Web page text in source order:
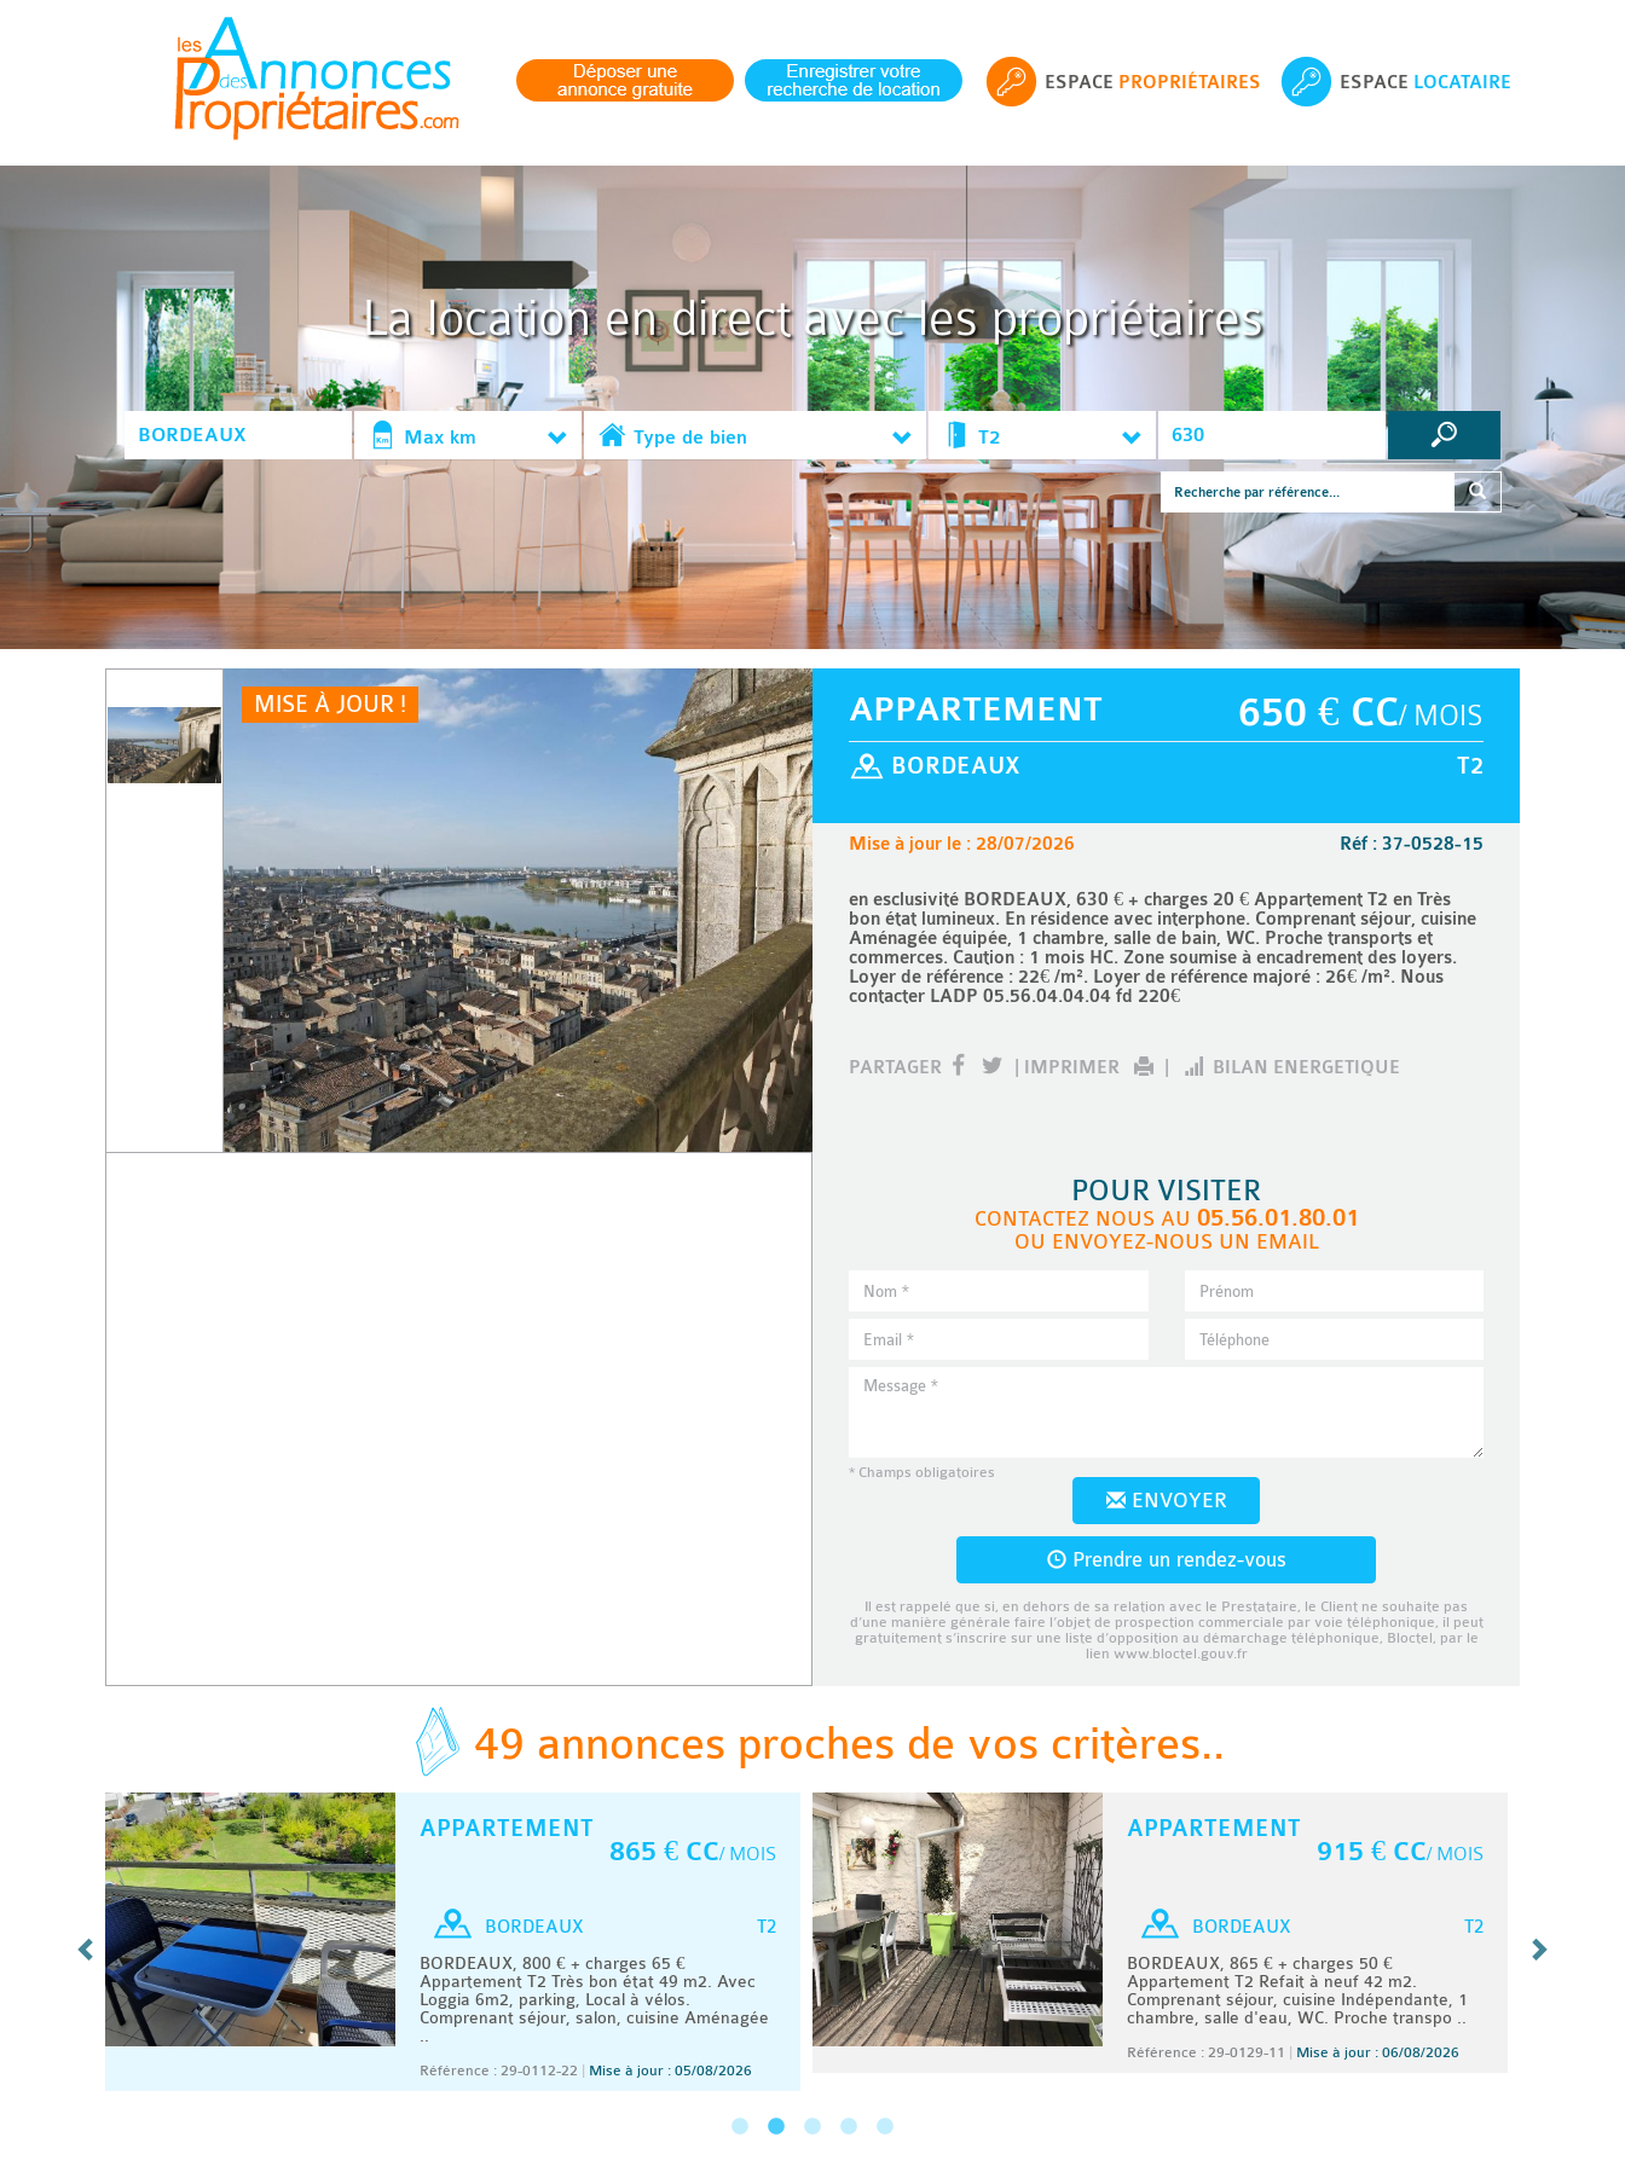
ESPACE PROPRIÉTAIRES ESPACE LOCATAIRE
La location en direct avec les propriétaires
Max km Type de bien T2
MISE À JOUR ! 650 € CC/ MOIS
APPARTEMENT
T2
BORDEAUX
Réf : 37-0528-15
Mise à jour le : 28/07/2026
en esclusivité BORDEAUX, 630 € + charges 20 € Appartement T2 en Très
bon état lumineux. En résidence avec interphone. Comprenant séjour, cuisine
Aménagée équipée, 1 chambre, salle de bain, WC. Proche transports et
commerces. Caution : 1 mois HC. Zone soumise à encadrement des loyers.
Loyer de référence : 22€ /m². Loyer de référence majoré : 26€ /m². Nous
contacter LADP 05.56.04.04.04 fd 220€
PARTAGER IMPRIMER BILAN ENERGETIQUE
POUR VISITER
CONTACTEZ NOUS AU 05.56.01.80.01
OU ENVOYEZ-NOUS UN EMAIL
* Champs obligatoires
ENVOYER
Prendre un rendez-vous
Il est rappelé que si, en dehors de sa relation avec le Prestataire, le Client ne souhaite pas
d’une manière générale faire l’objet de prospection commerciale par voie téléphonique, il peut
gratuitement s’inscrire sur une liste d’opposition au démarchage téléphonique, Bloctel, par le
lien www.bloctel.gouv.fr
49 annonces proches de vos critères..
APPARTEMENT
865 € CC/ MOIS
T2
BORDEAUX
BORDEAUX, 800 € + charges 65 €
Appartement T2 Très bon état 49 m2. Avec
Loggia 6m2, parking, Local à vélos.
Comprenant séjour, salon, cuisine Aménagée
..
Référence : 29-0112-22 Mise à jour : 05/08/2026
APPARTEMENT
915 € CC/ MOIS
T2
BORDEAUX
BORDEAUX, 865 € + charges 50 €
Appartement T2 Refait à neuf 42 m2.
Comprenant séjour, cuisine Indépendante, 1
chambre, salle d'eau, WC. Proche transpo ..
Référence : 29-0129-11 Mise à jour : 06/08/2026